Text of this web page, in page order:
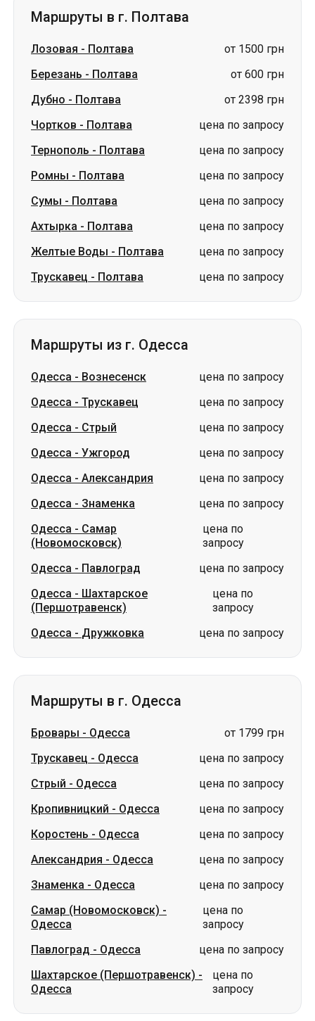
Маршруты в г. Полтава
Лозовая - Полтава
от 1500 грн
Березань - Полтава
от 600 грн
Дубно - Полтава
от 2398 грн
Чортков - Полтава
цена по запросу
Тернополь - Полтава
цена по запросу
Ромны - Полтава
цена по запросу
Сумы - Полтава
цена по запросу
Ахтырка - Полтава
цена по запросу
Желтые Воды - Полтава
цена по запросу
Трускавец - Полтава цена по запросу
Маршруты из г. Одесса
Одесса - Вознесенск
цена по запросу
Одесса - Трускавец
цена по запросу
Одесса - Стрый
цена по запросу
Одесса - Ужгород
цена по запросу
Одесса - Александрия
цена по запросу
Одесса - Знаменка
цена по запросу
Одесса - Самар
(Новомосковск)
цена по
запросу
Одесса - Павлоград
цена по запросу
Одесса - Шахтарское
(Першотравенск)
цена по
запросу
Одесса - Дружковка цена по запросу
Маршруты в г. Одесса
Бровары - Одесса
от 1799 грн
Трускавец - Одесса
цена по запросу
Стрый - Одесса
цена по запросу
Кропивницкий - Одесса
цена по запросу
Коростень - Одесса
цена по запросу
Александрия - Одесса
цена по запросу
Знаменка - Одесса
цена по запросу
Самар (Новомосковск) -
Одесса
цена по
запросу
Павлоград - Одесса
цена по запросу
Шахтарское (Першотравенск) -
Одесса
цена по
запросу